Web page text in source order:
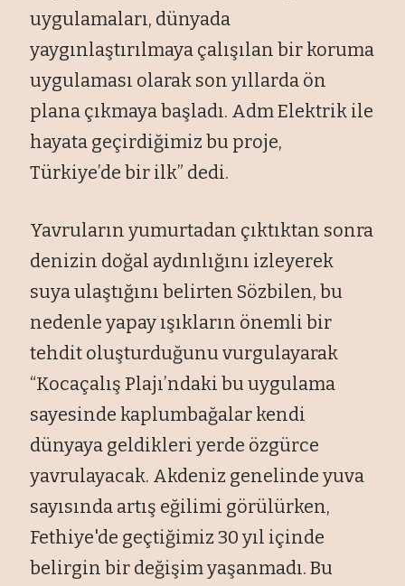
uygulamaları, dünyada
yaygınlaştırılmaya çalışılan bir koruma
uygulaması olarak son yıllarda ön
plana çıkmaya başladı. Adm Elektrik ile
hayata geçirdiğimiz bu proje,
Türkiye’de bir ilk” dedi.
Yavruların yumurtadan çıktıktan sonra
denizin doğal aydınlığını izleyerek
suya ulaştığını belirten Sözbilen, bu
nedenle yapay ışıkların önemli bir
tehdit oluşturduğunu vurgulayarak
“Kocaçalış Plajı’ndaki bu uygulama
sayesinde kaplumbağalar kendi
dünyaya geldikleri yerde özgürce
yavrulayacak. Akdeniz genelinde yuva
sayısında artış eğilimi görülürken,
Fethiye'de geçtiğimiz 30 yıl içinde
belirgin bir değişim yaşanmadı. Bu